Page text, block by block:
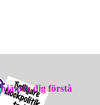
dig förstå